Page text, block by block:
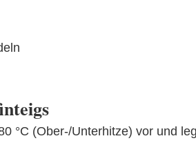
°C (Ober-/Unterhitze) vor und